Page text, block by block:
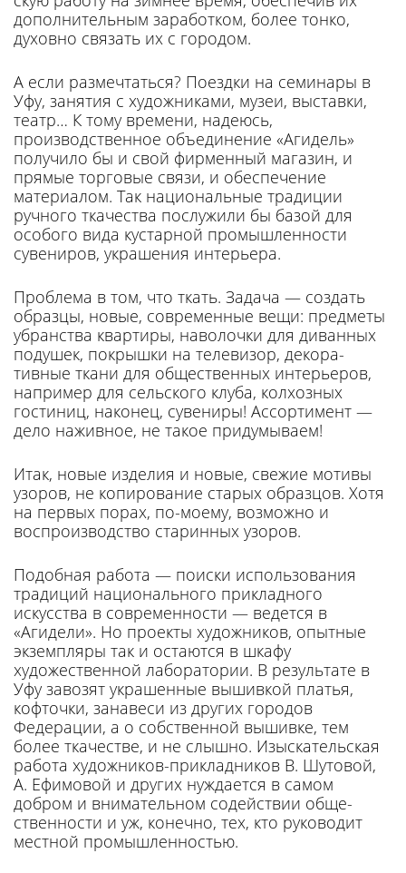
дополнительным заработком, более тонко,
духов­но связать их с городом.
А если размечтаться? Поездки на семинары в
Уфу, занятия с художниками, музеи, выставки,
театр… К тому времени, надеюсь,
производственное объединение «Агидель»
получило бы и свой фирменный магазин, и
прямые торговые связи, и обеспечение
материалом. Так национальные традиции
ручного ткачества по­служили бы базой для
особого вида кустарной промышленно­сти
сувениров, украшения ин­терьера.
Проблема в том, что ткать. За­дача — создать
образцы, новые, современные вещи: предметы
уб­ранства квартиры, наволочки для диванных
подушек, покрышки на телевизор, декора­
тивные ткани для общественных интерьеров,
например для сель­ского клуба, колхозных
гости­ниц, наконец, сувениры! Ассортимент —
дело на­живное, не такое придумываем!
Итак, новые изделия и новые, свежие мотивы
узоров, не копи­рование старых образцов. Хотя
на первых порах, по-моему, воз­можно и
воспроизводство старин­ных узоров.
Подобная работа — поиски ис­пользования
традиций нацио­нального прикладного
искусства в современности — ведется в
«Агидели». Но проекты художни­ков, опытные
экземпляры так и остаются в шкафу
художествен­ной лаборатории. В результате в
Уфу завозят украшенные вы­шивкой платья,
кофточки, зана­веси из других городов
Федерации, а о собственной вышивке, тем
более ткачестве, и не слыш­но. Изыскательская
работа художников-прикладников В. Шу­товой,
А. Ефимовой и других нуждается в самом
добром и внимательном содействии обще­
ственности и уж, конечно, тех, кто руководит
местной промыш­ленностью.